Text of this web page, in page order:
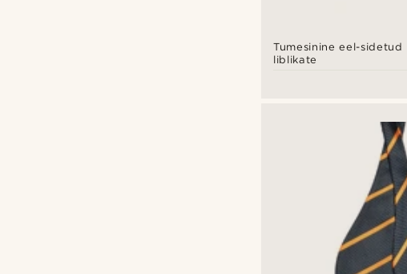
Tumesinine eel-sidetud
liblikate